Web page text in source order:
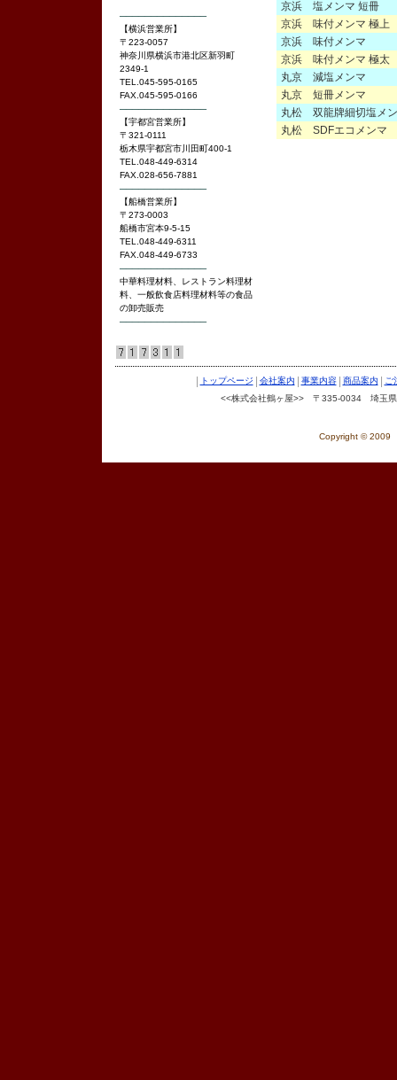
京浜 塩メンマ 短冊
京浜 味付メンマ 極上
京浜 味付メンマ
京浜 味付メンマ 極太
丸京 減塩メンマ
丸京 短冊メンマ
丸松 双龍牌細切塩メ
丸松 SDFエコメンマ
──────────────
【横浜営業所】
〒223-0057
神奈川県横浜市港北区新羽町
2349-1
TEL.045-595-0165
FAX.045-595-0166
──────────────
【宇都宮営業所】
〒321-0111
栃木県宇都宮市川田町400-1
TEL.048-449-6314
FAX.028-656-7881
──────────────
【船橋営業所】
〒273-0003
船橋市宮本9-5-15
TEL.048-449-6311
FAX.048-449-6733
──────────────
中華料理材料、レストラン料理材
料、一般飲食店料理材料等の食品
の卸売販売
──────────────
トップページ 会社案内 事業内容 商品案内
ご
<<株式会社鶴ヶ屋>> 〒335-0034 埼玉
Copyright © 2009